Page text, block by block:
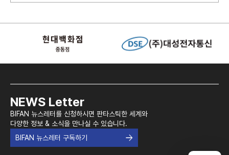
NEWS Letter
BIFAN 뉴스레터를 신청하시면 판타스틱한 세계와
다양한 정보 & 소식을 만나실 수 있습니다.
BIFAN 뉴스레터 구독하기